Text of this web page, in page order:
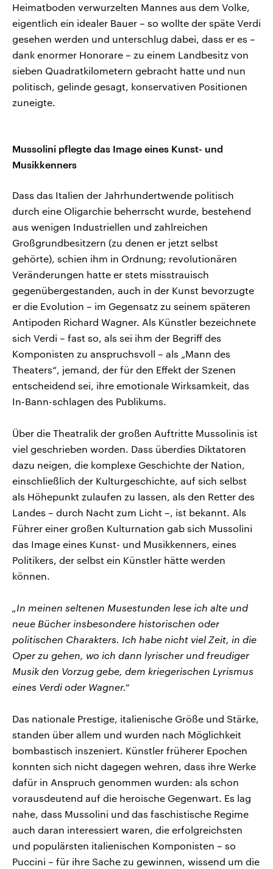
Heimatboden verwurzelten Mannes aus dem Volke,
eigentlich ein idealer Bauer – so wollte der späte Verdi
gesehen werden und unterschlug dabei, dass er es –
dank enormer Honorare – zu einem Landbesitz von
sieben Quadratkilometern gebracht hatte und nun
politisch, gelinde gesagt, konservativen Positionen
zuneigte.
Mussolini pflegte das Image eines Kunst- und
Musikkenners
Dass das Italien der Jahrhundertwende politisch
durch eine Oligarchie beherrscht wurde, bestehend
aus wenigen Industriellen und zahlreichen
Großgrundbesitzern (zu denen er jetzt selbst
gehörte), schien ihm in Ordnung; revolutionären
Veränderungen hatte er stets misstrauisch
gegenübergestanden, auch in der Kunst bevorzugte
er die Evolution – im Gegensatz zu seinem späteren
Antipoden Richard Wagner. Als Künstler bezeichnete
sich Verdi – fast so, als sei ihm der Begriff des
Komponisten zu anspruchsvoll – als „Mann des
Theaters“, jemand, der für den Effekt der Szenen
entscheidend sei, ihre emotionale Wirksamkeit, das
In-Bann-schlagen des Publikums.
Über die Theatralik der großen Auftritte Mussolinis ist
viel geschrieben worden. Dass überdies Diktatoren
dazu neigen, die komplexe Geschichte der Nation,
einschließlich der Kulturgeschichte, auf sich selbst
als Höhepunkt zulaufen zu lassen, als den Retter des
Landes – durch Nacht zum Licht –, ist bekannt. Als
Führer einer großen Kulturnation gab sich Mussolini
das Image eines Kunst- und Musikkenners, eines
Politikers, der selbst ein Künstler hätte werden
können.
„In meinen seltenen Musestunden lese ich alte und
neue Bücher insbesondere historischen oder
politischen Charakters. Ich habe nicht viel Zeit, in die
Oper zu gehen, wo ich dann lyrischer und freudiger
Musik den Vorzug gebe, dem kriegerischen Lyrismus
eines Verdi oder Wagner.“
Das nationale Prestige, italienische Größe und Stärke,
standen über allem und wurden nach Möglichkeit
bombastisch inszeniert. Künstler früherer Epochen
konnten sich nicht dagegen wehren, dass ihre Werke
dafür in Anspruch genommen wurden: als schon
vorausdeutend auf die heroische Gegenwart. Es lag
nahe, dass Mussolini und das faschistische Regime
auch daran interessiert waren, die erfolgreichsten
und populärsten italienischen Komponisten – so
Puccini – für ihre Sache zu gewinnen, wissend um die